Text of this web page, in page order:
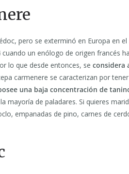
pero se exterminó en Europa en el
un enólogo de origen francés
lo que desde entonces, se considera
carmenere se caracterizan por
una baja concentración de
mayoría de paladares. Si quieres
empanadas de pino, carnes de